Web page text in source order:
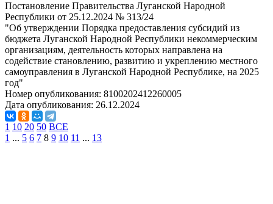
Постановление Правительства Луганской Народной
Республики от 25.12.2024 № 313/24
"Об утверждении Порядка предоставления субсидий из
бюджета Луганской Народной Республики некоммерческим
организациям, деятельность которых направлена на
содействие становлению, развитию и укреплению местного
самоуправления в Луганской Народной Республике, на 2025
год"
Номер опубликования: 8100202412260005
Дата опубликования: 26.12.2024
1 10 20 50 ВСЕ
1 ... 5 6 7 8 9 10 11 ... 13